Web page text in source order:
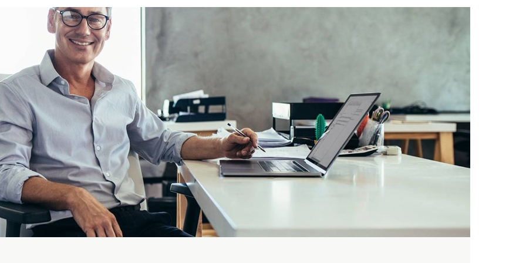
Germany
Hungary
Kuwait
Malaysia
Middle East
Norway
Oman
Poland
Portugal
Romania